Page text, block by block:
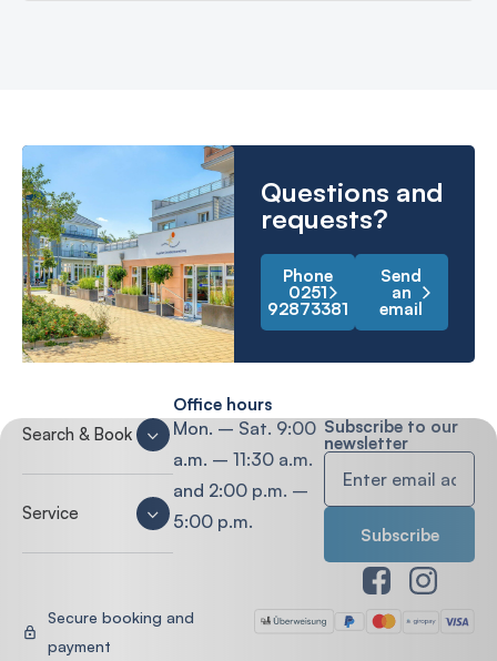
Questions and
requests?
Phone
0251
92873381
Send
an
email
Search & Book
Service
Office hours
Mon. – Sat. 9:00
a.m. – 11:30 a.m.
and 2:00 p.m. –
5:00 p.m.
Subscribe to our
newsletter
Secure booking and
payment